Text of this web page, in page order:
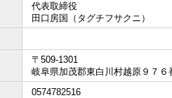
代表取締役
田口房国（タグチフサクニ）
〒509-1301
岐阜県加茂郡東白川村越原９７６
0574782516